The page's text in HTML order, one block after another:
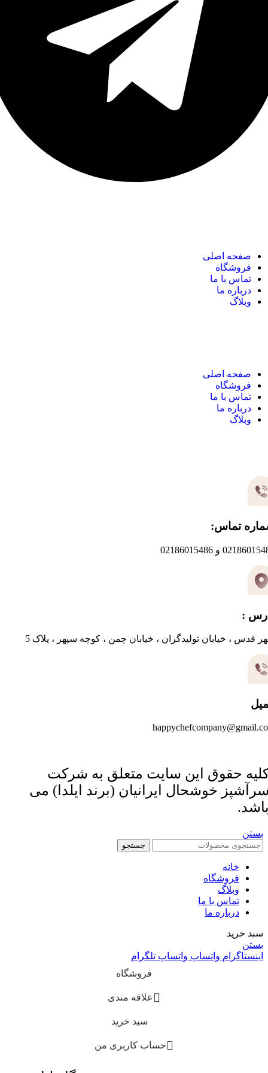
صفحه اصلی
فروشگاه
تماس با ما
درباره ما
وبلاگ
صفحه اصلی
فروشگاه
تماس با ما
درباره ما
وبلاگ
تماس:
و 02186015486
:
قدس ، خیابان تولیدگران ، خیابان چمن ، کوچه سپهر ، پلاک 5
حقوق این سایت متعلق به شرکت
خوشحال ایرانیان (برند ایلدا) می
بستن
جستجو
خانه
فروشگاه
وبلاگ
تماس با ما
درباره ما
سبد خرید
بستن
اینستاگرام واتساپ واتساپ تلگرام
فروشگاه
علاقه مندی
سبد خرید
حساب کاربری من